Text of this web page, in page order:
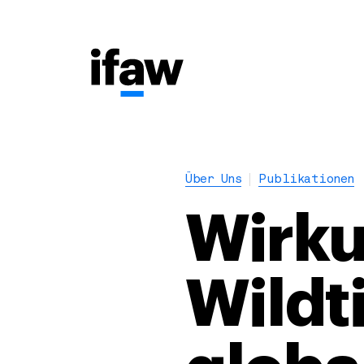
Über Uns Publikationen